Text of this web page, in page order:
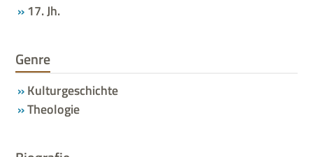
17. Jh.
Genre
Kulturgeschichte
Theologie